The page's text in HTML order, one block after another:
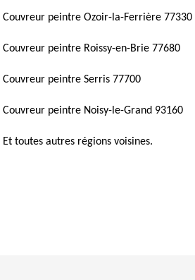
Couvreur peintre Ozoir-la-Ferrière 77330
Couvreur peintre Roissy-en-Brie 77680
Couvreur peintre Serris 77700
Couvreur peintre Noisy-le-Grand 93160
Et toutes autres régions voisines.